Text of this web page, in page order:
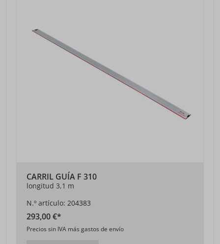
CARRIL GUÍA F 310
longitud 3,1 m
N.º artículo: 204383
293,00 €*
Precios sin IVA más gastos de envío